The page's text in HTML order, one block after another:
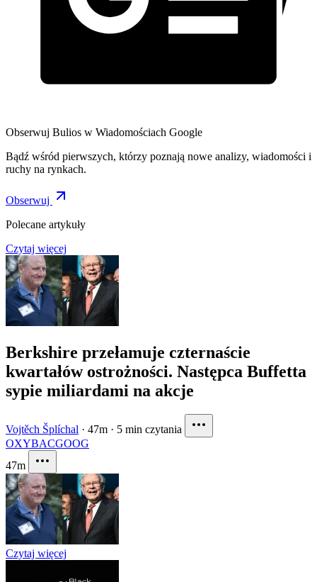
Obserwuj Bulios w Wiadomościach Google
Bądź wśród pierwszych, którzy poznają nowe analizy, wiadomości i
ruchy na rynkach.
Obserwuj
Polecane artykuły
Czytaj więcej
Berkshire przełamuje czternaście
kwartałów ostrożności. Następca Buffetta
sypie miliardami na akcje
Vojtěch Šplíchal · 47m · 5 min czytania
OXYBACGOOG
47m
Czytaj więcej